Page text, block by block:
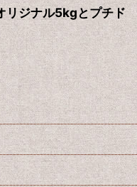
リジナル5kgとプチド